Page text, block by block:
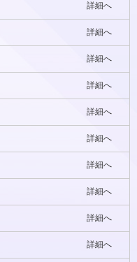
詳細へ
詳細へ
詳細へ
詳細へ
詳細へ
詳細へ
詳細へ
詳細へ
詳細へ
詳細へ